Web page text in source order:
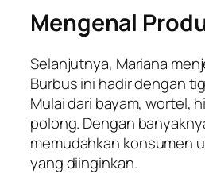
Mengenal
Selanjutnya, Mariana
Burbus ini hadir dengan
Mulai dari bayam, wortel,
polong. Dengan
memudahkan konsumen
yang diinginkan.